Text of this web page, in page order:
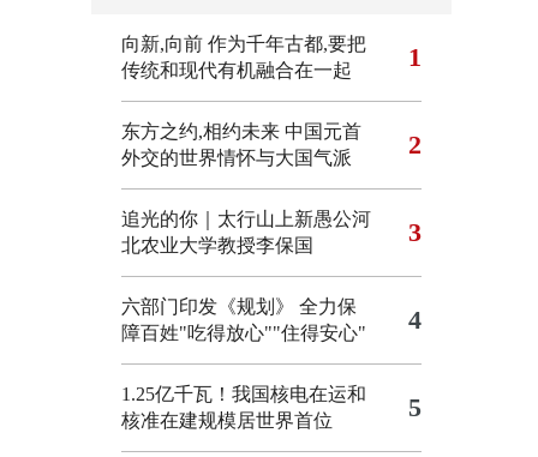
向新,向前 作为千年古都,要把
传统和现代有机融合在一起
1
东方之约,相约未来 中国元首
外交的世界情怀与大国气派
2
追光的你｜太行山上新愚公河
北农业大学教授李保国
3
六部门印发《规划》 全力保
障百姓"吃得放心""住得安心"
4
1.25亿千瓦！我国核电在运和
核准在建规模居世界首位
5